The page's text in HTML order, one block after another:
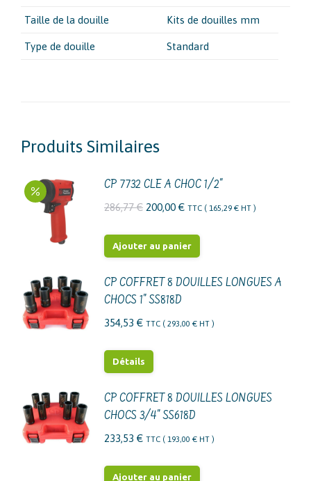
Taille de la douille Kits de douilles mm
Type de douille Standard
Produits Similaires
CP 7732 CLE A CHOC 1/2"
286,77€ Le
initial
286,77 €.
200,00 €Le
actuel
200,00 €.
TTC ( 165,29 € HT )
Ajouter au panier
CP COFFRET 8 DOUILLES LONGUES A
CHOCS 1" SS818D
354,53 € TTC ( 293,00 € HT )
Détails
CP COFFRET 8 DOUILLES LONGUES
CHOCS 3/4" SS618D
233,53 € TTC ( 193,00 € HT )
Ajouter au panier